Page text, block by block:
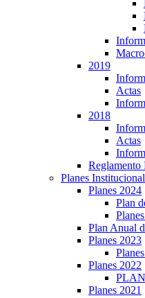
2019
Actas
2018
Actas
Reglamento
Planes
Planes 2024
Plan
Plan Anual
Planes 2023
Planes 2022
Planes 2021